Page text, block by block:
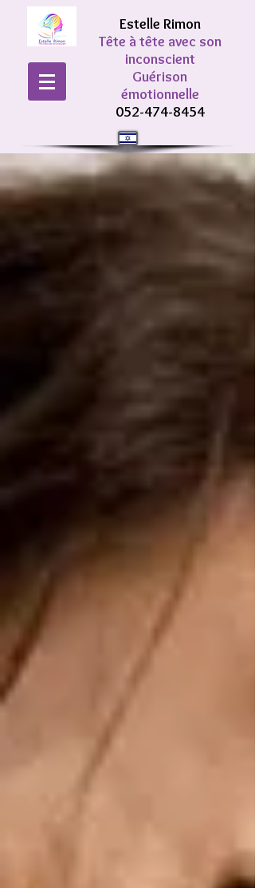
Estelle Rimon
Tête à tête avec son
inconscient
Guérison
émotionnelle
052-474-8454